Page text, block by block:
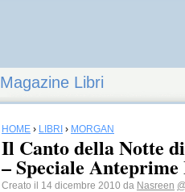
Magazine Libri
HOME › LIBRI › MORGAN
Il Canto della Notte
– Speciale
Creato il 14 dicembre 2010 da Nasreen